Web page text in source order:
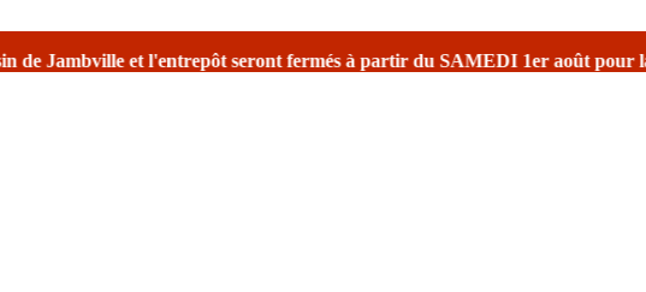
seront fermés à partir du SAMEDI 1er aoûtpour la fermeture estivaleavec